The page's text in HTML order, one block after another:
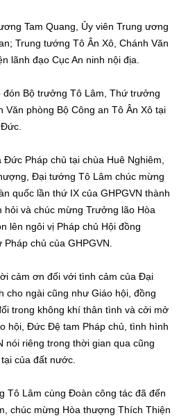
Tam Quang, Ủy viên Trung ương
Trung tướng Tô Ân Xô, Chánh Văn
lãnh đạo Cục An ninh nội địa.
đón Bộ trưởng Tô Lâm, Thứ trưởng
Văn phòng Bộ Công an Tô Ân Xô tại
Pháp chủ tại chùa Huê Nghiêm,
Đại tướng Tô Lâm chúc mừng
quốc lần thứ IX của GHPGVN thành
hỏi và chúc mừng Trưởng lão Hòa
lên ngôi vị Pháp chủ Hội đồng
chủ của GHPGVN.
cảm ơn đối với tình cảm của Đại
cho ngài cũng như Giáo hội, đồng
trong không khí thân tình và cởi mở
hội, Đức Đệ tam Pháp chủ, tình hình
nói riêng trong thời gian qua cũng
của đất nước.
Tô Lâm cùng Đoàn công tác đã đến
chúc mừng Hòa thượng Thích Thiện